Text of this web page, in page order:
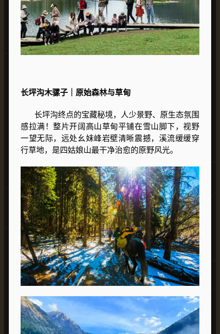
长坪沟木骡子｜原始森林与草甸
长坪沟终点的宝藏秘境，人少景野、原生态氛围
感拉满！整片开阔高山草甸平铺在雪山脚下，视野
一望无际，远处幺妹峰岩壁清晰震撼，溪流缓缓穿
行草地，是四姑娘山最干净治愈的原野风光。